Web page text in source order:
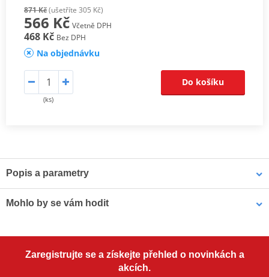
871 Kč(ušetříte 305 Kč)
566 Kč Včetně DPH
468 Kč Bez DPH
Na objednávku
(ks)
Do košíku
Popis a parametry
Japonský vývoj a technologie. Od roku 1959.
Prověřeno závodními stroji na závodech jako 24 hod Le Mans,
Mohlo by se vám hodit
Zaregistrujte se a získejte přehled o novinkách a
akcích.